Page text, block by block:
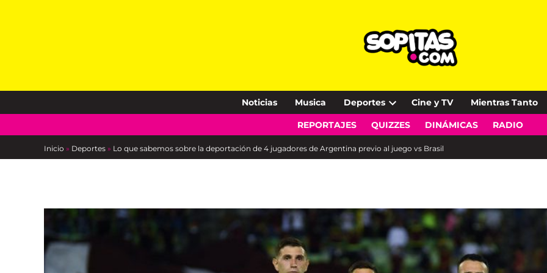
Noticias Musica Deportes
Open
dropdown
Cine y TV Mientras Tanto
REPORTAJES QUIZZES DINÁMICAS RADIO
Inicio » Deportes » Lo que sabemos sobre la deportación de 4 jugadores de Argentina previo al juego vs Brasil